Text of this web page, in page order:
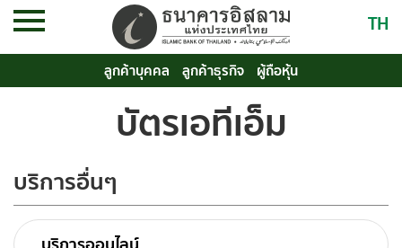
TH
ลูกค้าบุคคล ลูกค้าธุรกิจ ผู้ถือหุ้น
บัตรเอทีเอ็ม
บริการอื่นๆ